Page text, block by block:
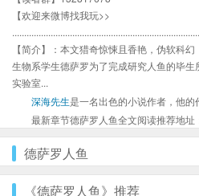
【欢迎来微博找我玩>>
【简介】：本文猎奇惊悚且香艳，伪软科幻
生物系学生德萨罗为了完成研究人鱼的毕
实验室...
深海先生是一名出色的小说作者，他的
最新章节德萨罗人鱼全文阅读推荐地
德萨罗人鱼
《德萨罗人鱼》推荐